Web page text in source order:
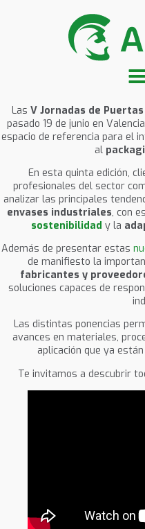
Las V Jornadas de
pasado 19 de junio en
espacio de referencia para el
al
En esta quinta edición,
profesionales del sector
analizar las principales
envases industriales, con
sostenibilidad y la
Además de presentar estas
de manifiesto la
fabricantes y
soluciones capaces de
Las distintas ponencias
avances en materiales,
aplicación que ya
Te invitamos a descubrir